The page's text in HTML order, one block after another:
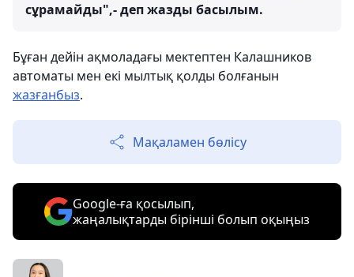
сұрамайды",- деп жазды басылым.
Бұған дейін ақмоладағы мектептен Калашников
автоматы мен екі мылтық қолды болғанын
жазғанбыз.
Мақаламен бөлісу
Google-ға қосылып,
жаңалықтарды бірінші болып оқыңыз